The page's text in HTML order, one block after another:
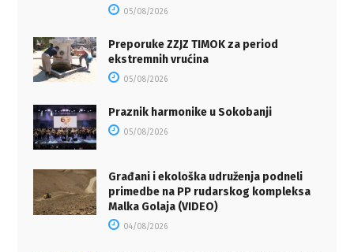
05/08/2026
Preporuke ZZJZ TIMOK za period
ekstremnih vrućina
05/08/2026
Praznik harmonike u Sokobanji
05/08/2026
Građani i ekološka udruženja podneli
primedbe na PP rudarskog kompleksa
Malka Golaja (VIDEO)
04/08/2026